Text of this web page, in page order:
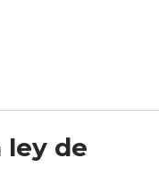
ley de